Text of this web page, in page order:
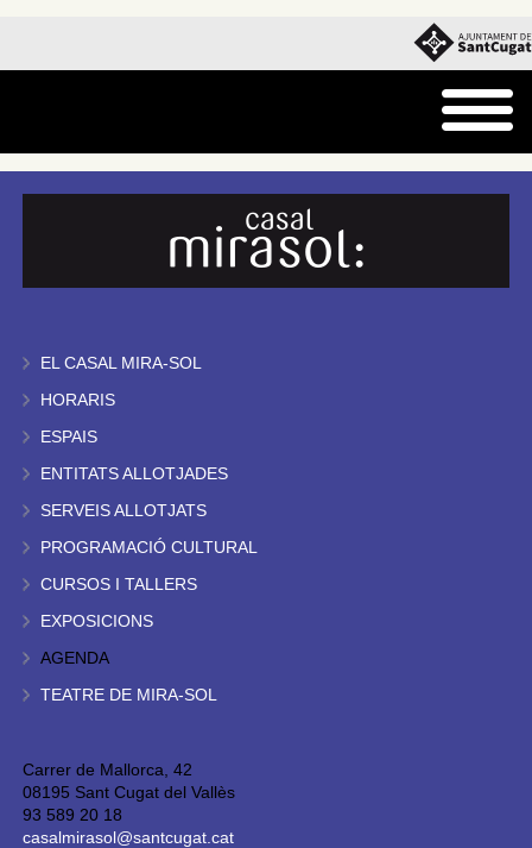
EL CASAL MIRA-SOL
HORARIS
ESPAIS
ENTITATS ALLOTJADES
SERVEIS ALLOTJATS
PROGRAMACIÓ CULTURAL
CURSOS I TALLERS
EXPOSICIONS
AGENDA
TEATRE DE MIRA-SOL
Carrer de Mallorca, 42
08195 Sant Cugat del Vallès
93 589 20 18
casalmirasol@santcugat.cat